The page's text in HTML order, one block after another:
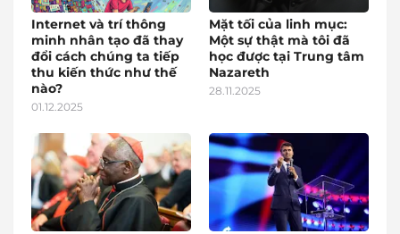
Internet và trí thông
minh nhân tạo đã thay
đổi cách chúng ta tiếp
thu kiến thức như thế
nào?
01.12.2025
Mặt tối của linh mục:
Một sự thật mà tôi đã
học được tại Trung tâm
Nazareth
28.11.2025